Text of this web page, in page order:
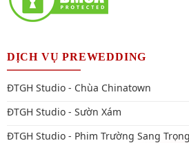
DỊCH VỤ PREWEDDING
ĐTGH Studio - Chùa Chinatown
ĐTGH Studio - Sườn Xám
ĐTGH Studio - Phim Trường Sang Trọng